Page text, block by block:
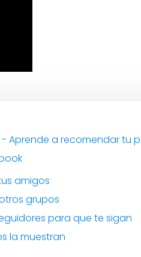
Aprende a recomendar tu
amigos
grupos
para que te sigan
la muestran